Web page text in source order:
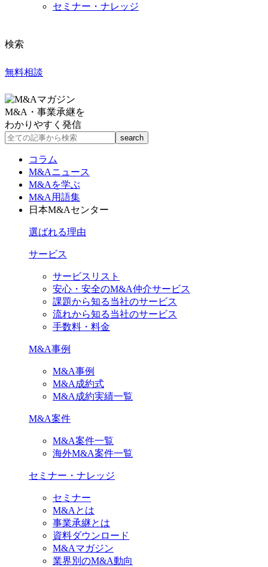
セミナー・ナレッジ
検索
無料相談
M&A・事業承継を
わかりやすく発信
コラム
M&Aニュース
M&Aを学ぶ
M&A用語集
日本M&Aセンター
選ばれる理由
サービス
サービスリスト
安心・安全のM&A仲介サービス
課題から知る当社のサービス
流れから知る当社のサービス
手数料・料金
M&A事例
M&A事例
M&A成約式
M&A成約実績一覧
M&A案件
M&A案件一覧
海外M&A案件一覧
セミナー・ナレッジ
セミナー
M&Aとは
事業承継とは
資料ダウンロード
M&Aマガジン
業界別のM&A動向